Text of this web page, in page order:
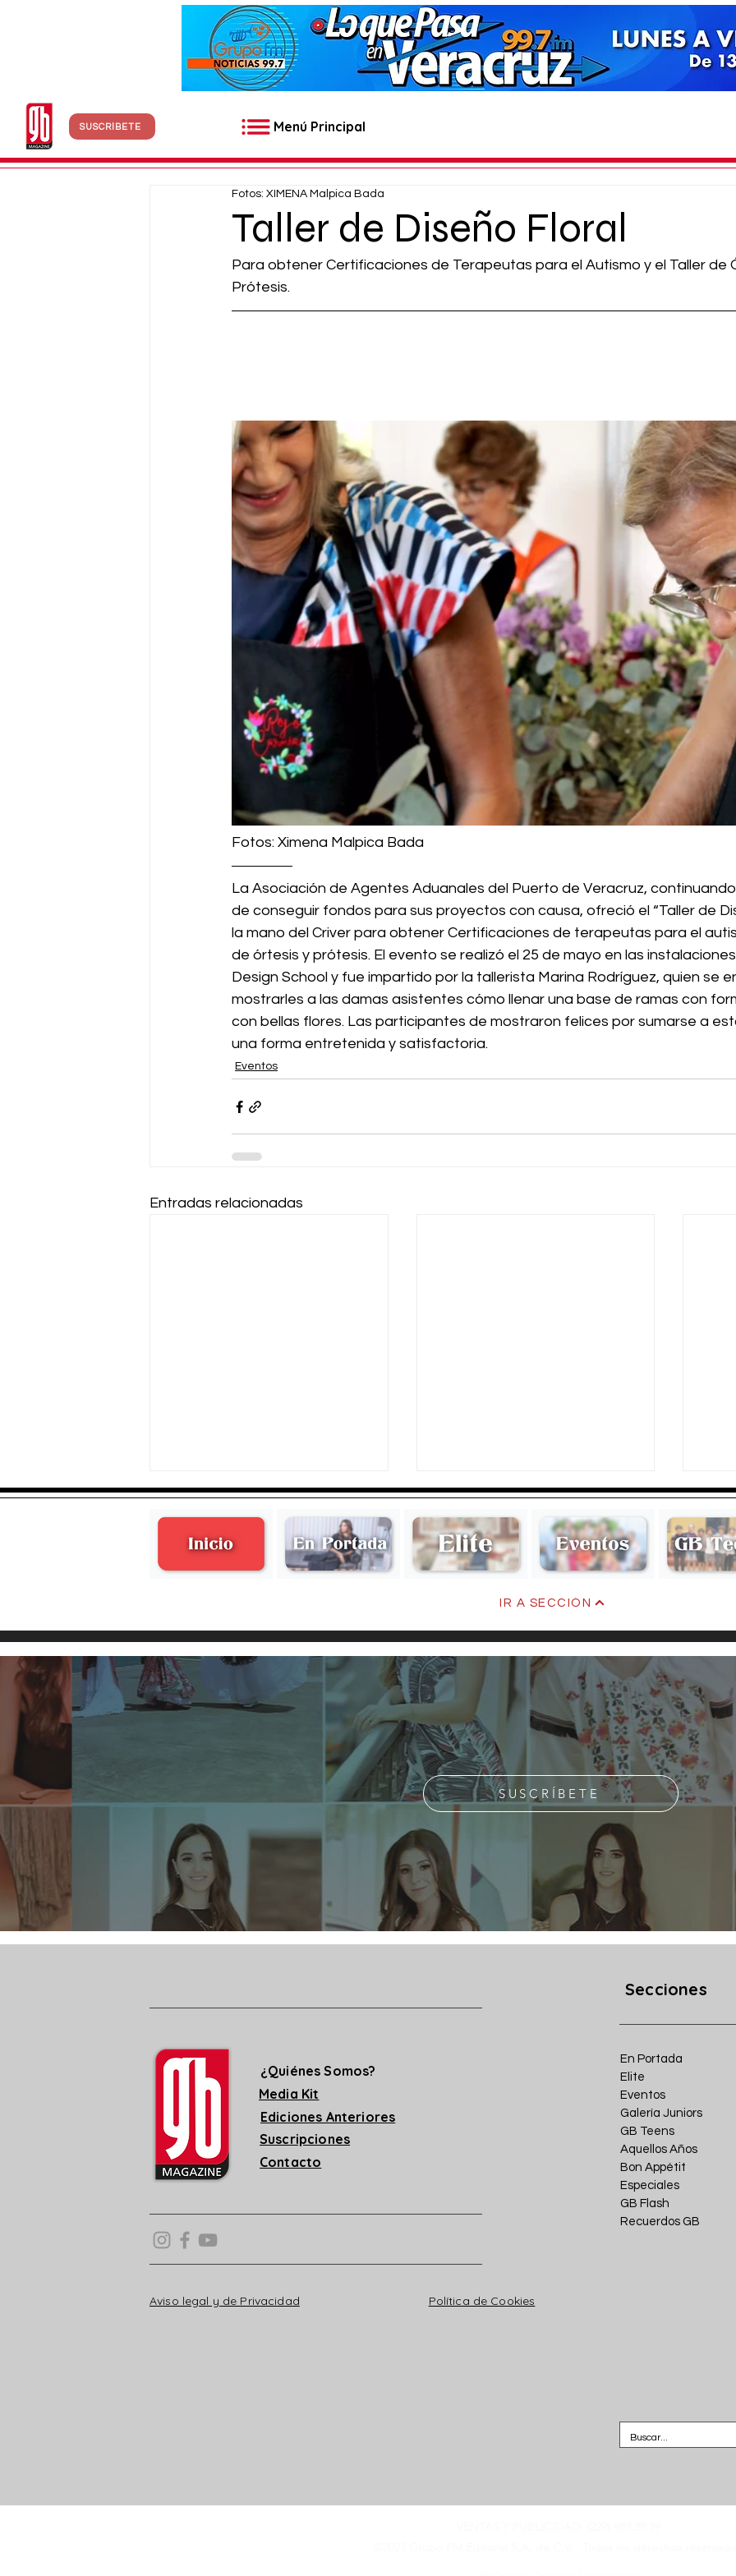
SUSCRÍBETE Menú Principal
Taller de Diseño Floral
Fotos: XIMENA Malpica Bada
Para obtener Certificaciones de Terapeutas para el Autismo y el Taller de
Prótesis.
Fotos: Ximena Malpica Bada
La Asociación de Agentes Aduanales del Puerto de Veracruz,
de conseguir fondos para sus proyectos con causa, ofreció el “Taller de
la mano del Criver para obtener Certificaciones de terapeutas para el
de órtesis y prótesis. El evento se realizó el 25 de mayo en las
Design School y fue impartido por la tallerista Marina Rodríguez, quien se
mostrarles a las damas asistentes cómo llenar una base de ramas con
con bellas flores. Las participantes de mostraron felices por sumarse a
una forma entretenida y satisfactoria.
Eventos
Entradas relacionadas
Adriana Ureta
Viviana Lorenzo de Peña
IR A SECCIÓN
SUSCRÍBETE
¿Quiénes Somos?
Media Kit
Ediciones Anteriores
Suscripciones
Contacto
Aviso legal y de Privacidad Política de Cookies
Secciones
En Portada
Elite
Eventos
Galería Juniors
GB Teens
Aquellos Años
Bon Appétit
Especiales
GB Flash
Recuerdos GB